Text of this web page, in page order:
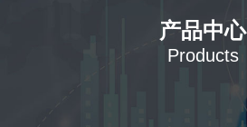
产品中心
Products